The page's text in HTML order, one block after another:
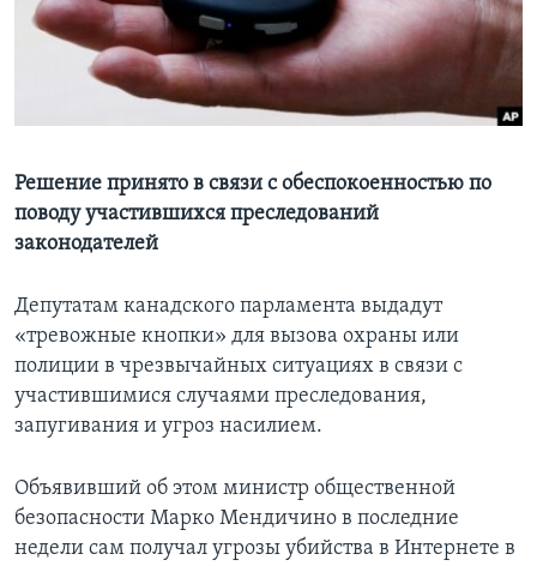
Learning English
СОЦИАЛЬНЫЕ СЕТИ
Языки
Решение принято в связи с обеспокоенностью по
поводу участившихся преследований
законодателей
Депутатам канадского парламента выдадут
«тревожные кнопки» для вызова охраны или
полиции в чрезвычайных ситуациях в связи с
участившимися случаями преследования,
запугивания и угроз насилием.
Объявивший об этом министр общественной
безопасности Марко Мендичино в последние
недели сам получал угрозы убийства в Интернете в